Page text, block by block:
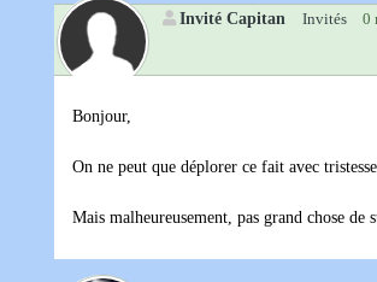
Invité Capitan Invités 0
Bonjour,
On ne peut que déplorer ce fait avec
Mais malheureusement, pas grand chose de